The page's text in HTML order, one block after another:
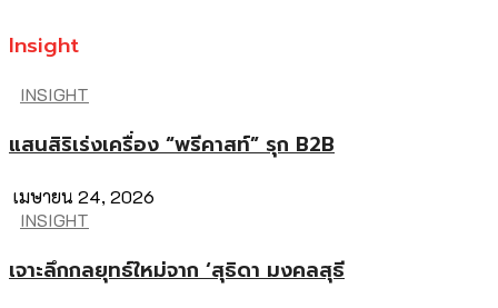
Insight
INSIGHT
แสนสิริเร่งเครื่อง “พรีคาสท์” รุก B2B
เมษายน 24, 2026
INSIGHT
เจาะลึกกลยุทธ์ใหม่จาก ‘สุธิดา มงคลสุธี